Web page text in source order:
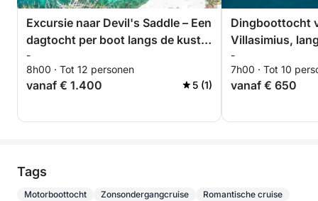
Excursie naar Devil's Saddle – Een
dagtocht per boot langs de kust
van Cagliari
-
8h00 · Tot 12 personen
vanaf € 1.400 5 (1)
Dingboottocht
Villasimius,
kristalheldere
-
7h00 · Tot 10
vanaf € 650
Tags
Motorboottocht Zonsondergangcruise Romantische cruise